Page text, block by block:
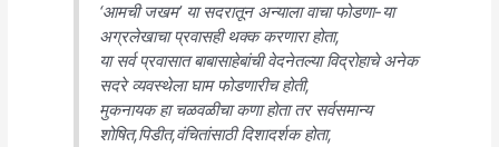
‘आमची जखम’ या सदरातून अन्याला वाचा फोडणा-या
अग्रलेखाचा प्रवासही थक्क करणारा होता,
या सर्व प्रवासात बाबासाहेबांची वेदनेतल्या विद्रोहाचे अनेक
सदरे व्यवस्थेला घाम फोडणारीच होती,
मुकनायक हा चळवळीचा कणा होता तर सर्वसमान्य
शोषित,पिडीत,वंचितांसाठी दिशादर्शक होता,